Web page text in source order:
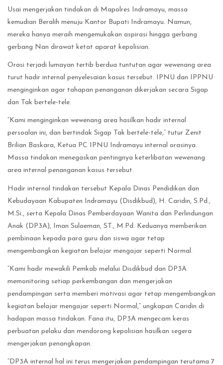
Usai mengerjakan tindakan di Mapolres Indramayu, massa
kemudian Beralih menuju Kantor Bupati Indramayu. Namun,
mereka hanya meraih mengemukakan aspirasi hingga gerbang
gerbang Nan dirawat ketat aparat kepolisian.
Orasi terjadi lumayan tertib berdua tuntutan agar wewenang area
turut hadir internal penyelesaian kasus tersebut. IPNU dan IPPNU
menginginkan agar tahapan penanganan dikerjakan secara Sigap
dan Tak bertele-tele.
“Kami menginginkan wewenang area hasilkan hadir internal
persoalan ini, dan bertindak Sigap Tak bertele-tele,” tutur Zenit
Brilian Baskara, Ketua PC IPNU Indramayu internal orasinya.
Massa tindakan menegaskan pentingnya keterlibatan wewenang
area internal penanganan kasus tersebut.
Hadir internal tindakan tersebut Kepala Dinas Pendidikan dan
Kebudayaan Kabupaten Indramayu (Disdikbud), H. Caridin, S.Pd.,
M.Si., serta Kepala Dinas Pemberdayaan Wanita dan Perlindungan
Anak (DP3A), Iman Sulaeman, ST., M.Pd. Keduanya memberikan
pembinaan kepada para guru dan siswa agar tetap
mengembangkan kegiatan belajar mengajar seperti Normal.
“Kami hadir mewakili Pemkab melalui Disdikbud dan DP3A
memonitoring setiap perkembangan dan mengerjakan
pendampingan serta memberi motivasi agar tetap mengembangkan
kegiatan belajar mengajar seperti Normal,” ungkapan Caridin di
hadapan massa tindakan. Fana itu, DP3A mengecam keras
perbuatan pelaku dan mendorong kepolisian hasilkan segera
mengerjakan penangkapan.
“DP3A internal hal ini terus mengerjakan pendampingan terutama 7